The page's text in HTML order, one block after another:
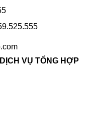
VỤ TỔNG HỢP